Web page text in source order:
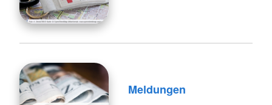
Meldungen